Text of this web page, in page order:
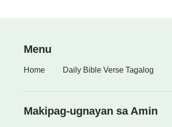
Menu
Home Daily Bible Verse Tagalog
Makipag-ugnayan sa Amin